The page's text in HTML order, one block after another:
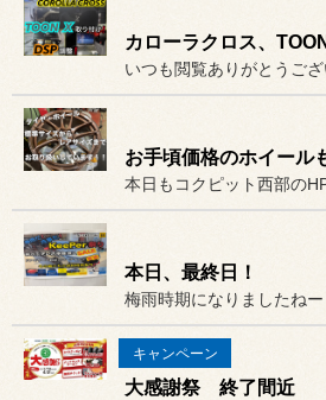
カローラクロス、
本日、最終日！
キャンペーン
大感謝祭 終了間近